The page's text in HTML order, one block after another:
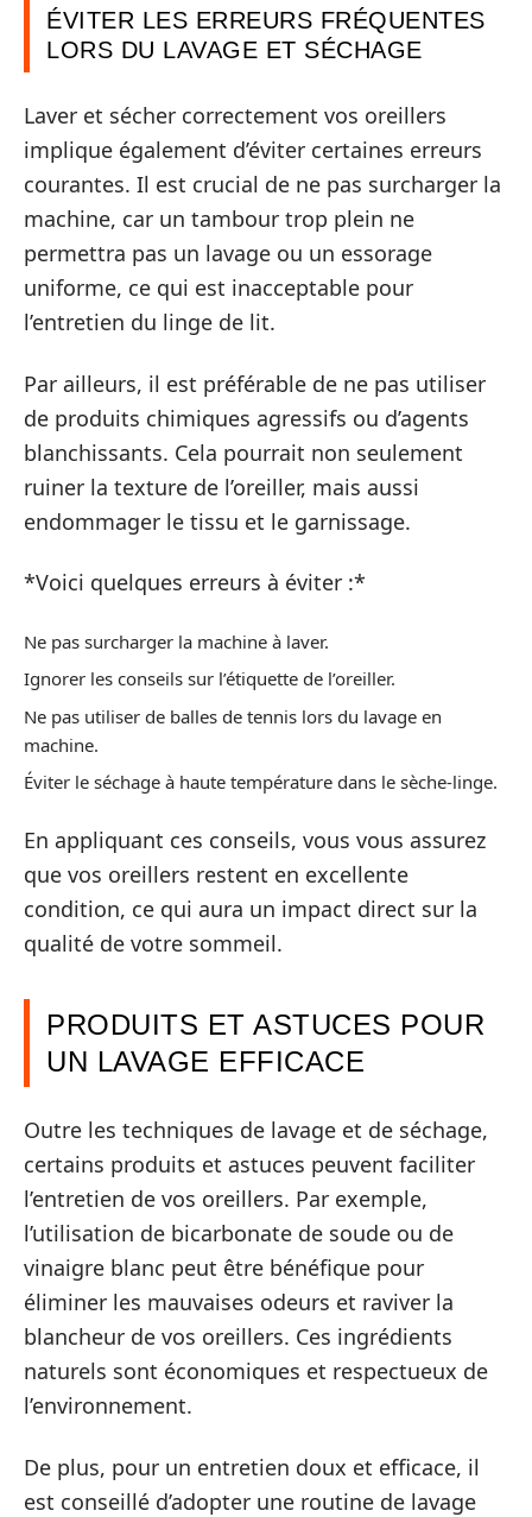
ÉVITER LES ERREURS FRÉQUENTES
LORS DU LAVAGE ET SÉCHAGE
Laver et sécher correctement vos oreillers
implique également d’éviter certaines erreurs
courantes. Il est crucial de ne pas surcharger la
machine, car un tambour trop plein ne
permettra pas un lavage ou un essorage
uniforme, ce qui est inacceptable pour
l’entretien du linge de lit.
Par ailleurs, il est préférable de ne pas utiliser
de produits chimiques agressifs ou d’agents
blanchissants. Cela pourrait non seulement
ruiner la texture de l’oreiller, mais aussi
endommager le tissu et le garnissage.
*Voici quelques erreurs à éviter :*
Ne pas surcharger la machine à laver.
Ignorer les conseils sur l’étiquette de l’oreiller.
Ne pas utiliser de balles de tennis lors du lavage en
machine.
Éviter le séchage à haute température dans le sèche-linge.
En appliquant ces conseils, vous vous assurez
que vos oreillers restent en excellente
condition, ce qui aura un impact direct sur la
qualité de votre sommeil.
PRODUITS ET ASTUCES POUR
UN LAVAGE EFFICACE
Outre les techniques de lavage et de séchage,
certains produits et astuces peuvent faciliter
l’entretien de vos oreillers. Par exemple,
l’utilisation de bicarbonate de soude ou de
vinaigre blanc peut être bénéfique pour
éliminer les mauvaises odeurs et raviver la
blancheur de vos oreillers. Ces ingrédients
naturels sont économiques et respectueux de
l’environnement.
De plus, pour un entretien doux et efficace, il
est conseillé d’adopter une routine de lavage